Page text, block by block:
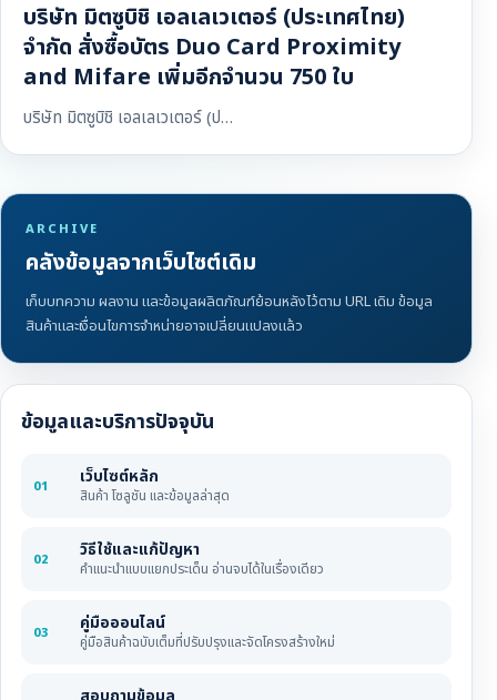
บริษัท มิตซูบิชิ เอลเลเวเตอร์ (ประเทศไทย)
จำกัด สั่งซื้อบัตร Duo Card Proximity
and Mifare เพิ่มอีกจำนวน 750 ใบ
บริษัท มิตซูบิชิ เอลเลเวเตอร์ (ป…
ARCHIVE
คลังข้อมูลจากเว็บไซต์เดิม
เก็บบทความ ผลงาน และข้อมูลผลิตภัณฑ์ย้อนหลังไว้ตาม URL เดิม ข้อมูล
สินค้าและเงื่อนไขการจำหน่ายอาจเปลี่ยนแปลงแล้ว
ข้อมูลและบริการปัจจุบัน
01 เว็บไซต์หลัก
สินค้า โซลูชัน และข้อมูลล่าสุด
02 วิธีใช้และแก้ปัญหา
คำแนะนำแบบแยกประเด็น อ่านจบได้ในเรื่องเดียว
03 คู่มือออนไลน์
คู่มือสินค้าฉบับเต็มที่ปรับปรุงและจัดโครงสร้างใหม่